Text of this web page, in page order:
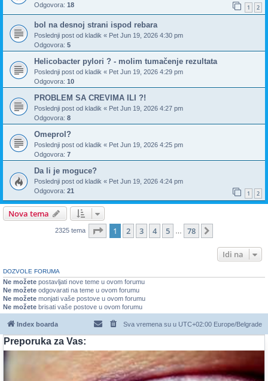
Odgovora: 18 1 2
bol na desnoj strani ispod rebara
Poslednji post od kladik « Pet Jun 19, 2026 4:30 pm
Odgovora: 5
Helicobacter pylori ? - molim tumačenje rezultata
Poslednji post od kladik « Pet Jun 19, 2026 4:29 pm
Odgovora: 10
PROBLEM SA CREVIMA ILI ?!
Poslednji post od kladik « Pet Jun 19, 2026 4:27 pm
Odgovora: 8
Omeprol?
Poslednji post od kladik « Pet Jun 19, 2026 4:25 pm
Odgovora: 7
Da li je moguce?
Poslednji post od kladik « Pet Jun 19, 2026 4:24 pm
Odgovora: 21 1 2
Nova tema
2325 tema Stranica 1od78
1 2 3 4 5 78
Idi na
DOZVOLE FORUMA
Ne možete postavljati nove teme u ovom forumu
Ne možete odgovarati na teme u ovom forumu
Ne možete monjati vaše postove u ovom forumu
Ne možete brisati vaše postove u ovom forumu
Index boarda Sva vremena su u UTC+02:00 Europe/Belgrade
Preporuka za Vas: